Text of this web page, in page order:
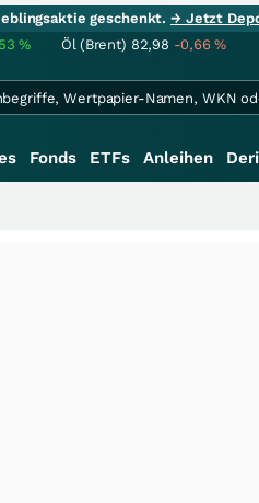
geschenkt.→ Jetzt
% Öl (Brent) 82,98 -0,66%
Fonds ETFs Anleihen